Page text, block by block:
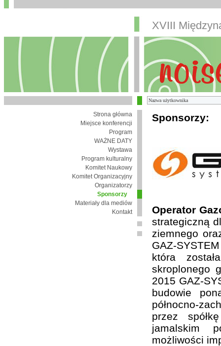
XVIII
Strona główna
Miejsce konferencji
Program
WAŻNE DATY
Wystawa
Program kulturalny
Komitet Naukowy
Komitet Organizacyjny
Organizatorzy
Sponsorzy
Materiały dla mediów
Kontakt
Sponsorzy:
Operator
strategiczną
ziemnego
GAZ-
która
skroplonego
2015 GAZ-
budowie
północno-
przez
jamalskim
możliwości